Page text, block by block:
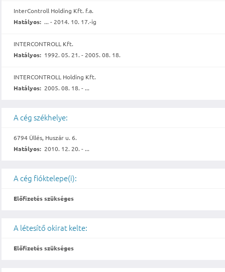
InterControll Holding Kft. f.a.
Hatályos: ... - 2014. 10. 17.-ig
INTERCONTROLL Kft.
Hatályos: 1992. 05. 21. - 2005. 08. 18.
INTERCONTROLL Holding Kft.
Hatályos: 2005. 08. 18. - ...
A cég székhelye:
6794 Üllés, Huszár u. 6.
Hatályos: 2010. 12. 20. - ...
A cég fióktelepe(i):
Előfizetés szükséges
A létesítő okirat kelte:
Előfizetés szükséges